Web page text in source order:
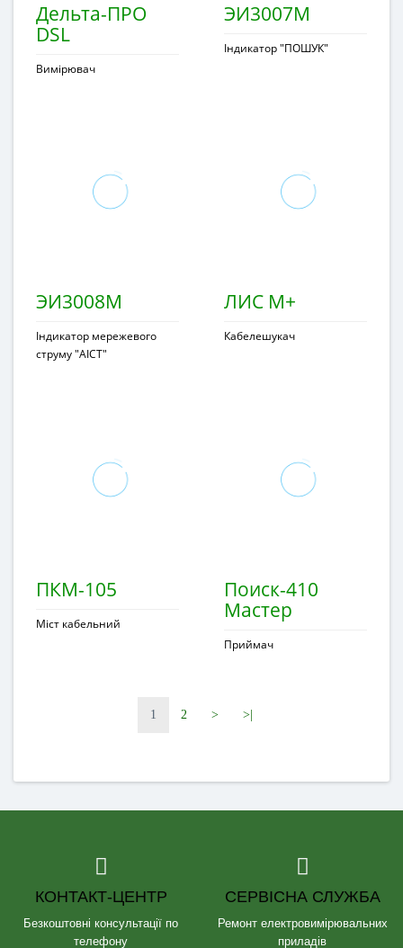
Дельта-ПРО
DSL
Вимірювач
ЭИ3007М
Індикатор "ПОШУК"
ЭИ3008М
Індикатор мережевого
струму "АІСТ"
ЛИС М+
Кабелешукач
ПКМ-105
Міст кабельний
Поиск-410
Мастер
Приймач
1 2 > >|
КОНТАКТ-ЦЕНТР
Безкоштовні консультації по
телефону
СЕРВІСНА СЛУЖБА
Ремонт електровимірювальних
приладів